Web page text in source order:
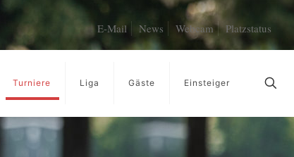
E-Mail News Webcam Platzstatus
Turniere Liga Gäste Einsteiger